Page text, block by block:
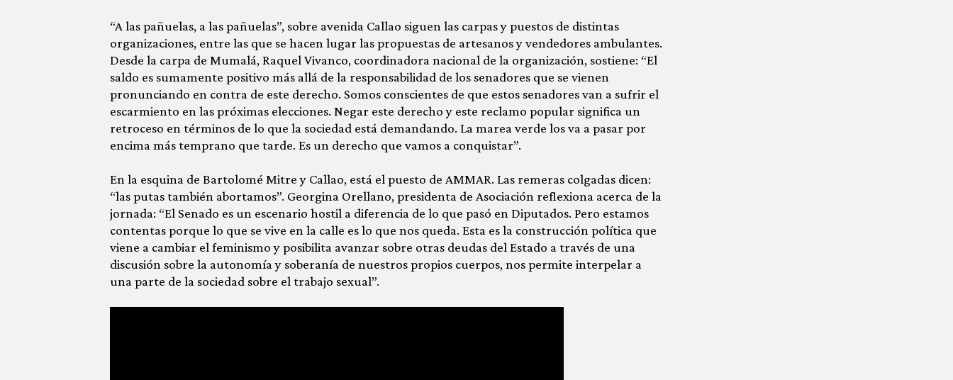
“A las pañuelas, a las pañuelas”, sobre avenida Callao siguen las carpas y puestos de distintas
organizaciones, entre las que se hacen lugar las propuestas de artesanos y vendedores ambulantes.
Desde la carpa de Mumalá, Raquel Vivanco, coordinadora nacional de la organización, sostiene: “El
saldo es sumamente positivo más allá de la responsabilidad de los senadores que se vienen
pronunciando en contra de este derecho. Somos conscientes de que estos senadores van a sufrir el
escarmiento en las próximas elecciones. Negar este derecho y este reclamo popular significa un
retroceso en términos de lo que la sociedad está demandando. La marea verde los va a pasar por
encima más temprano que tarde. Es un derecho que vamos a conquistar”.
En la esquina de Bartolomé Mitre y Callao, está el puesto de AMMAR. Las remeras colgadas dicen:
“las putas también abortamos”. Georgina Orellano, presidenta de Asociación reflexiona acerca de la
jornada: “El Senado es un escenario hostil a diferencia de lo que pasó en Diputados. Pero estamos
contentas porque lo que se vive en la calle es lo que nos queda. Esta es la construcción política que
viene a cambiar el feminismo y posibilita avanzar sobre otras deudas del Estado a través de una
discusión sobre la autonomía y soberanía de nuestros propios cuerpos, nos permite interpelar a
una parte de la sociedad sobre el trabajo sexual”.